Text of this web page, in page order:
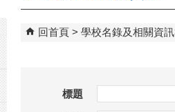
回首頁 學校名錄及相關資訊
標題